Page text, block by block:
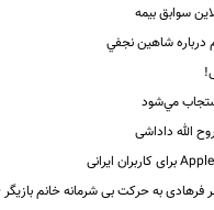
سوابق بیمه
درباره شاهين نجفي
مي‌شود
الله داداشی
فرهادی به حرکت بی شرمانه خانم